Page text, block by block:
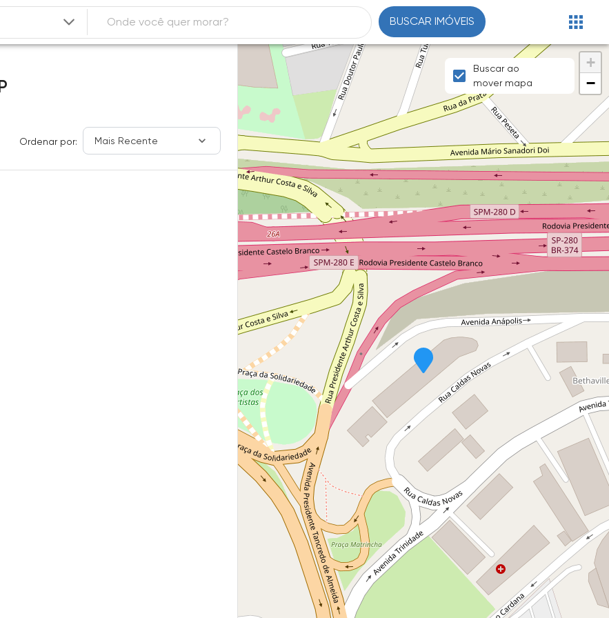
BUSCAR IMÓVEIS
Ordenar por: Mais Recente
+
−
Buscar ao
mover mapa